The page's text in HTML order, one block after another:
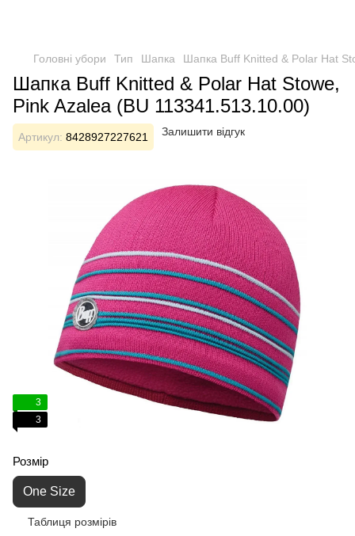
Головні убори Тип Шапка Шапка Buff Knitted & Polar Hat
Шапка Buff Knitted & Polar Hat Stowe,
Pink Azalea (BU 113341.513.10.00)
Артикул: 8428927227621 Залишити відгук
3
3
Розмір
One Size
Таблиця розмірів